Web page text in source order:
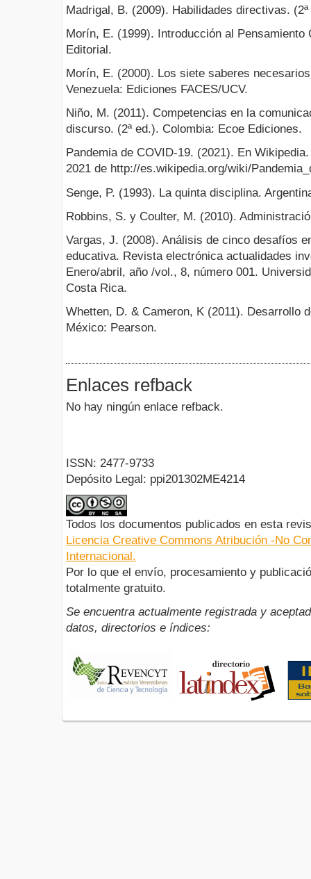
Madrigal, B. (2009). Habilidades directivas.
Morín, E. (1999). Introducción al Pensamiento
Editorial.
Morín, E. (2000). Los siete saberes
Venezuela: Ediciones FACES/UCV.
Niño, M. (2011). Competencias en la
discurso. (2ª ed.). Colombia: Ecoe Ediciones.
Pandemia de COVID-19. (2021). En
2021 de http://es.wikipedia.org/wiki/
Senge, P. (1993). La quinta disciplina.
Robbins, S. y Coulter, M. (2010).
Vargas, J. (2008). Análisis de cinco desafíos
educativa. Revista electrónica actualidades
Enero/abril, año /vol., 8, número 001.
Costa Rica.
Whetten, D. & Cameron, K (2011). Desarrollo
México: Pearson.
Enlaces refback
No hay ningún enlace refback.
ISSN: 2477-9733
Depósito Legal: ppi201302ME4214
Todos los documentos publicados en esta
Licencia Creative Commons Atribución -No
Internacional.
Por lo que el envío, procesamiento y
totalmente gratuito.
Se encuentra actualmente registrada y
datos, directorios e índices: